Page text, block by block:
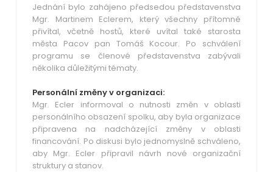
Jednání bylo zahájeno předsedou představenstva
Mgr. Martinem Eclerem, který všechny přítomné
přivítal, včetně hostů, které uvítal také starosta
města Pacov pan Tomáš Kocour. Po schválení
programu se členové představenstva zabývali
několika důležitými tématy.
Personální změny v organizaci:
Mgr. Ecler informoval o nutnosti změn v oblasti
personálního obsazení spolku, aby byla organizace
připravena na nadcházející změny v oblasti
financování. Po diskusi bylo jednomyslně schváleno,
aby Mgr. Ecler připravil návrh nové organizační
struktury a stanov.